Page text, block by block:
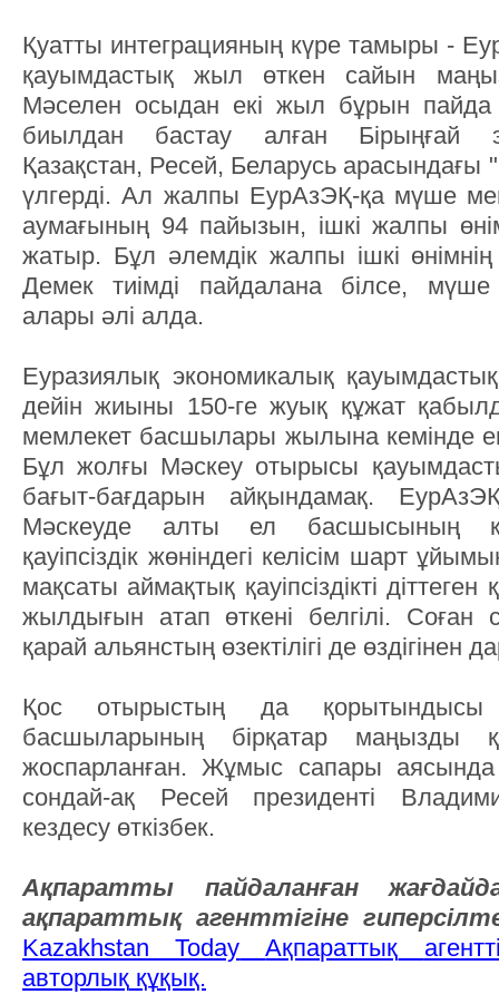
Қуатты интеграцияның күре тамыры -
қауымдастық жыл өткен сайын
Мәселен осыдан екі жыл бұрын пайда
биылдан бастау алған Бірыңғай
Қазақстан, Ресей, Беларусь арасындағы
үлгерді. Ал жалпы ЕурАзЭҚ-қа мүше
аумағының 94 пайызын, ішкі жалпы
жатыр. Бұл әлемдік жалпы ішкі
Демек тиімді пайдалана білсе, мүше
алары әлі алда.
Еуразиялық экономикалық
дейін жиыны 150-ге жуық құжат
мемлекет басшылары жылына кемінде
Бұл жолғы Мәскеу отырысы
бағыт-бағдарын айқындамақ.
Мәскеуде алты ел басшысының
қауіпсіздік жөніндегі келісім шарт
мақсаты аймақтық қауіпсіздікті
жылдығын атап өткені белгілі. Соған
қарай альянстың өзектілігі де өздігінен
Қос отырыстың да
басшыларының бірқатар маңызды
жоспарланған. Жұмыс сапары
сондай-ақ Ресей президенті
кездесу өткізбек.
Ақпаратты пайдаланған
ақпараттық агенттігіне гипер
Kazakhstan Today
Ақпараттық
авторлық құқық.